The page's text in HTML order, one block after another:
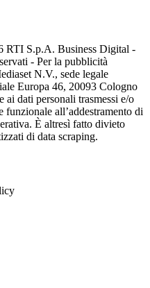
RTI S.p.A. Business Digital -
- Per la pubblicità
N.V., sede legale
Europa 46, 20093 Cologno
ai dati personali trasmessi e/o
all’addestramento di
È altresì fatto divieto
di data scraping.